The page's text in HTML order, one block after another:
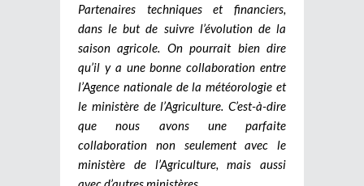
Partenaires techniques et financiers,
dans le but de suivre l’évolution de la
saison agricole. On pourrait bien dire
qu’il y a une bonne collaboration entre
l’Agence nationale de la météorologie et
le ministère de l’Agriculture. C’est-à-dire
que nous avons une parfaite
collaboration non seulement avec le
ministère de l’Agriculture, mais aussi